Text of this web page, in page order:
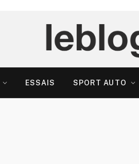
ESSAIS SPORT AUTO